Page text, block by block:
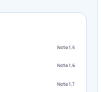
Note 1,5
Note 1,6
Note 1,7